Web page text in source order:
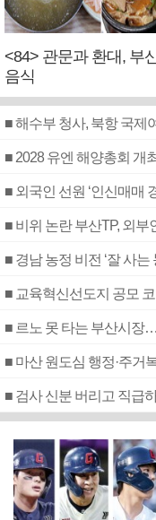
<84> 관문과 환대, 부
음식
■ 해수부 청사, 북항 국제
■ 2028 유엔 해양총회 개
■ 외국인 선원 ‘인신매매
■ 비위 논란 부산TP, 외부
■ 경남 농정 비전 ‘잘 사
■ 교육혁신선도지 공모
■ 르노 못 타는 부산시장
■ 마산 원도심 행정·주거